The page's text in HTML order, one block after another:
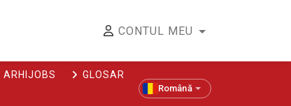
CONTUL MEU
ARHIJOBS GLOSAR
Română